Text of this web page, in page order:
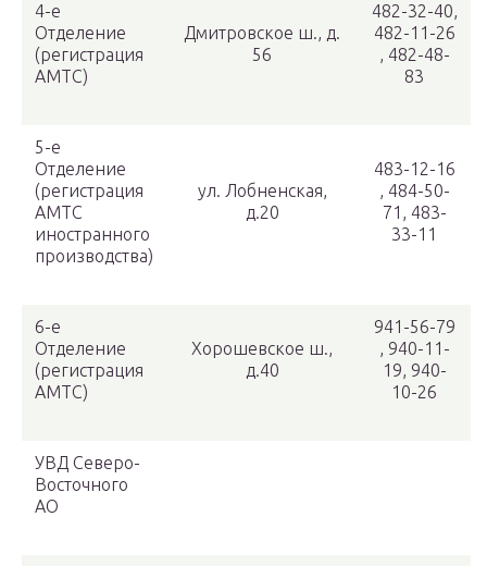
4-е
Отделение
(регистрация
АМТС)
Дмитровское ш., д.
56
482-32-40,
482-11-26
, 482-48-
83
5-е
Отделение
(регистрация
АМТС
иностранного
производства)
ул. Лобненская,
д.20
483-12-16
, 484-50-
71, 483-
33-11
6-е
Отделение
(регистрация
АМТС)
Хорошевское ш.,
д.40
941-56-79
, 940-11-
19, 940-
10-26
УВД Северо-
Восточного
АО